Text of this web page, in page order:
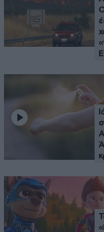
"όλα είναι υπό
κινδυνολογία".
σκληρής
δεν έχουμε σχέδιο,
έχουμε ιδέα."
Απαντήστε
ZeroMan
Έχεις
Απαντήστε